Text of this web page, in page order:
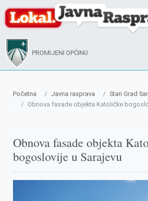
PROMIJENI OPĆINU
Početna Javna rasprava
Stari Grad
Obnova fasade objekta Katoličke
Obnova fasade objekta
bogoslovije u Sarajevu